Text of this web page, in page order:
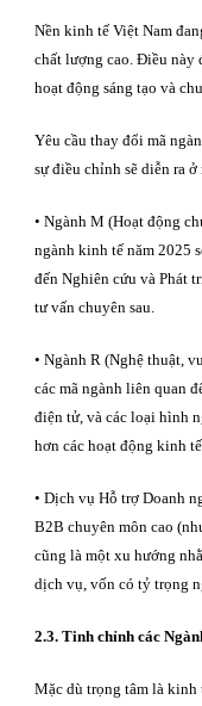
Nền kinh tế Việt Nam
chất lượng cao. Điều này
hoạt động sáng tạo và
Yêu cầu thay đổi mã
sự điều chỉnh sẽ diễn ra
• Ngành M (Hoạt động
ngành kinh tế năm 2025
đến Nghiên cứu và Phát
tư vấn chuyên sau.
• Ngành R (Nghệ thuật,
các mã ngành liên quan
điện tử, và các loại hình
hơn các hoạt động kinh
• Dịch vụ Hỗ trợ Doanh
B2B chuyên môn cao
cũng là một xu hướng
dịch vụ, vốn có tỷ trọng
2.3. Tinh chỉnh các
Mặc dù trọng tâm là kinh